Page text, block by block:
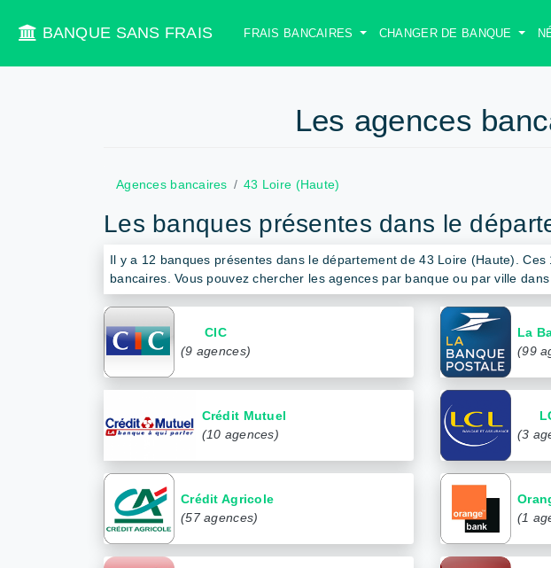
BANQUE SANS FRAIS FRAIS BANCAIRES CHANGER DE BANQUE
Les agences
Agences bancaires 43 Loire (Haute)
Les banques présentes dans le
Il y a 12 banques présentes dans le département de 43 Loire (Haute).
bancaires. Vous pouvez chercher les agences par banque ou par ville
CIC
(9 agences)
La
(99
Crédit Mutuel
(10 agences)
(3
Crédit Agricole
(57 agences)
(1